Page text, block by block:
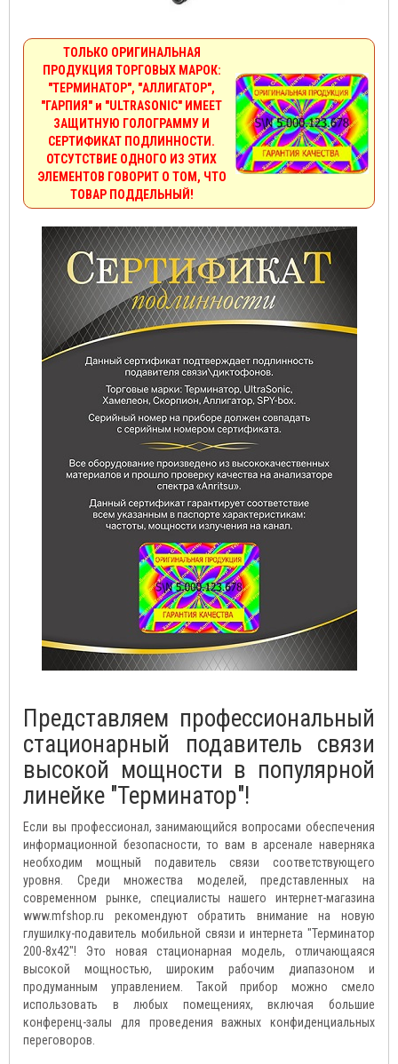
ТОЛЬКО ОРИГИНАЛЬНАЯ
ПРОДУКЦИЯ ТОРГОВЫХ МАРОК:
"ТЕРМИНАТОР", "АЛЛИГАТОР",
"ГАРПИЯ" и "ULTRASONIC" ИМЕЕТ
ЗАЩИТНУЮ ГОЛОГРАММУ И
СЕРТИФИКАТ ПОДЛИННОСТИ.
ОТСУТСТВИЕ ОДНОГО ИЗ ЭТИХ
ЭЛЕМЕНТОВ ГОВОРИТ О ТОМ, ЧТО
ТОВАР ПОДДЕЛЬНЫЙ!
Представляем профессиональный
стационарный подавитель связи
высокой мощности в популярной
линейке "Терминатор"!
Если вы профессионал, занимающийся вопросами обеспечения
информационной безопасности, то вам в арсенале наверняка
необходим мощный подавитель связи соответствующего
уровня. Среди множества моделей, представленных на
современном рынке, специалисты нашего интернет-магазина
www.mfshop.ru рекомендуют обратить внимание на новую
глушилку-подавитель мобильной связи и интернета "Терминатор
200-8х42"! Это новая стационарная модель, отличающаяся
высокой мощностью, широким рабочим диапазоном и
продуманным управлением. Такой прибор можно смело
использовать в любых помещениях, включая большие
конференц-залы для проведения важных конфиденциальных
переговоров.